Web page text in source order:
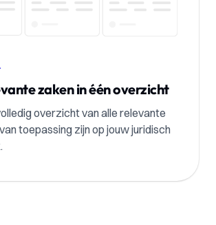
zaken in één overzicht
overzicht van alle relevante
toepassing zijn op jouw juridisch